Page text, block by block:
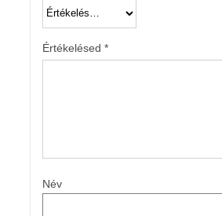
Értékelésed *
Név